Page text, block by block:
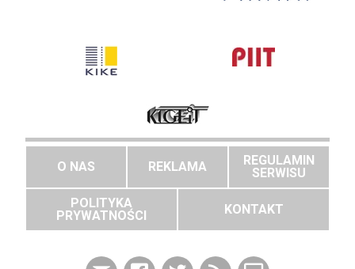
O NAS REKLAMA
REGULAMIN
SERWISU
POLITYKA
PRYWATNOŚCI
KONTAKT